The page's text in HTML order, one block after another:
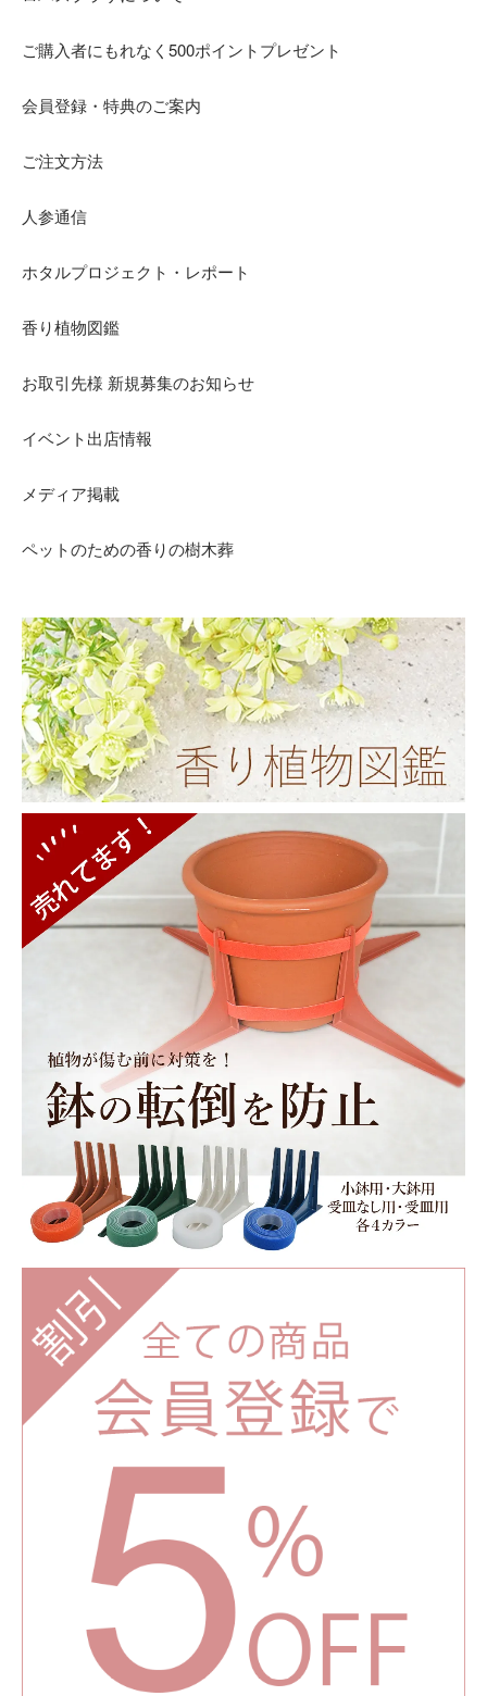
ご購入者にもれなく500ポイントプレゼント
会員登録・特典のご案内
ご注文方法
人参通信
ホタルプロジェクト・レポート
香り植物図鑑
お取引先様 新規募集のお知らせ
イベント出店情報
メディア掲載
ペットのための香りの樹木葬